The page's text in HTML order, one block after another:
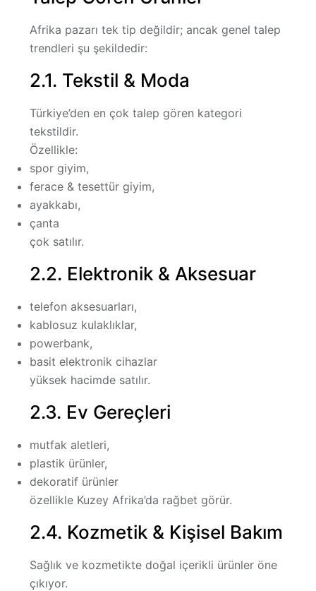
Afrika pazarı tek tip değildir; ancak genel talep
trendleri şu şekildedir:
2.1. Tekstil & Moda
Türkiye’den en çok talep gören kategori
tekstildir.
Özellikle:
spor giyim,
ferace & tesettür giyim,
ayakkabı,
çanta
çok satılır.
2.2. Elektronik & Aksesuar
telefon aksesuarları,
kablosuz kulaklıklar,
powerbank,
basit elektronik cihazlar
yüksek hacimde satılır.
2.3. Ev Gereçleri
mutfak aletleri,
plastik ürünler,
dekoratif ürünler
özellikle Kuzey Afrika’da rağbet görür.
2.4. Kozmetik & Kişisel Bakım
Sağlık ve kozmetikte doğal içerikli ürünler öne
çıkıyor.